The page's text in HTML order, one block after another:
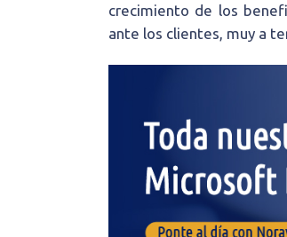
crecimiento de los
ante los clientes, muy a